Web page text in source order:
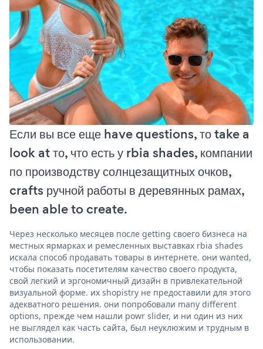
Если вы все еще have questions, то take a
look at то, что есть у rbia shades, компании
по производству солнцезащитных очков,
crafts ручной работы в деревянных рамах,
been able to create.
Через несколько месяцев после getting своего бизнеса на
местных ярмарках и ремесленных выставках rbia shades
искала способ продавать товары в интернете. они wanted,
чтобы показать посетителям качество своего продукта,
свой легкий и эргономичный дизайн в привлекательной
визуальной форме. их shopistry не предоставили для этого
адекватного решения. они попробовали many different
options, прежде чем нашли powr slider, и ни один из них
не выглядел как часть сайта, был неуклюжим и трудным в
использовании.